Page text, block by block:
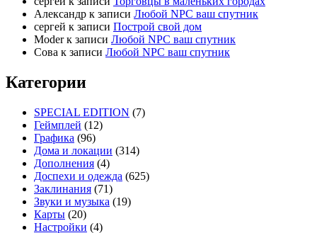
Александр к записи Любой NPC ваш спутник
cергей к записи Построй свой дом
Moderк записи Любой NPC ваш спутник
Сова к записи Любой NPC ваш спутник
Категории
SPECIAL EDITION (7)
Геймплей (12)
Графика (96)
Дома и локации (314)
Дополнения (4)
Доспехи и одежда (625)
Заклинания (71)
Звуки и музыка (19)
Карты (20)
Настройки (4)